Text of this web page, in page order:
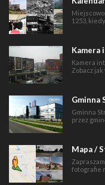
1253,
Kamera
Kamera
Zobacz
Gminna
Gminna
przez
Mapa /
fotografie